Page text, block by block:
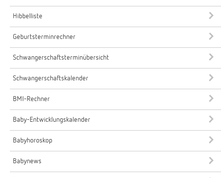
Hibbelliste
Geburtsterminrechner
Schwangerschaftsterminübersicht
Schwangerschaftskalender
BMI-Rechner
Baby-Entwicklungskalender
Babyhoroskop
Babynews